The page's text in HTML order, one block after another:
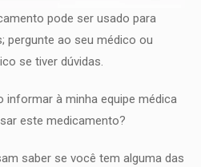
pode ser usado para
pergunte ao seu médico ou
se tiver dúvidas.
informar à minha equipe médica
este medicamento?
saber se você tem alguma das